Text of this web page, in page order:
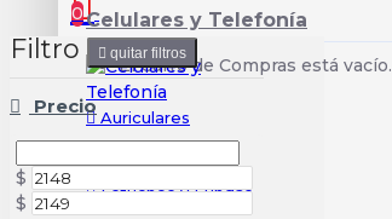
0
El Carro de Compras está vacío.
Celulares y Telefonía
Auriculares
Estuches y Fundas
Filtro quitar filtros
Precio
$
$